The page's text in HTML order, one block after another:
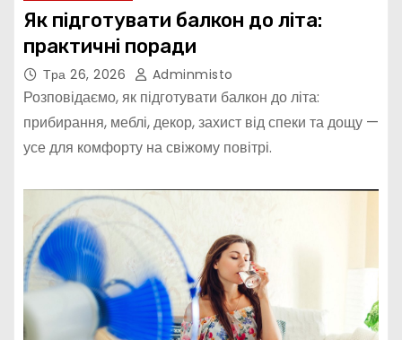
Як підготувати балкон до літа:
практичні поради
Тра 26, 2026 Adminmisto
Розповідаємо, як підготувати балкон до літа:
прибирання, меблі, декор, захист від спеки та дощу —
усе для комфорту на свіжому повітрі.